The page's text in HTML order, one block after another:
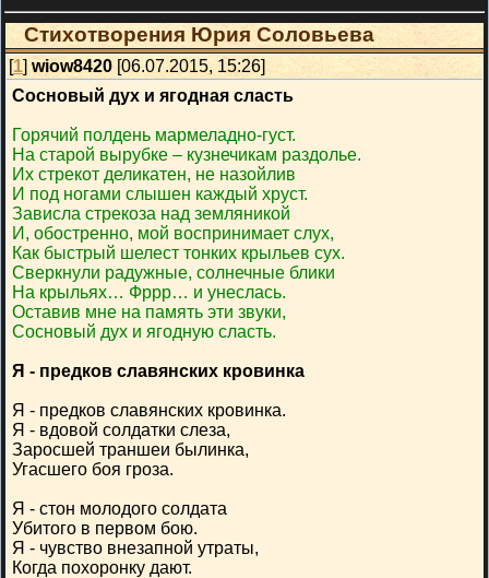
Стихотворения Юрия Соловьева
[1] wiow8420 [06.07.2015, 15:26]
Сосновый дух и ягодная сласть
Горячий полдень мармеладно-густ.
На старой вырубке – кузнечикам раздолье.
Их стрекот деликатен, не назойлив
И под ногами слышен каждый хруст.
Зависла стрекоза над земляникой
И, обостренно, мой воспринимает слух,
Как быстрый шелест тонких крыльев сух.
Сверкнули радужные, солнечные блики
На крыльях… Фррр… и унеслась.
Оставив мне на память эти звуки,
Сосновый дух и ягодную сласть.
Я - предков славянских кровинка
Я - предков славянских кровинка.
Я - вдовой солдатки слеза,
Заросшей траншеи былинка,
Угасшего боя гроза.
Я - стон молодого солдата
Убитого в первом бою.
Я - чувство внезапной утраты,
Когда похоронку дают.